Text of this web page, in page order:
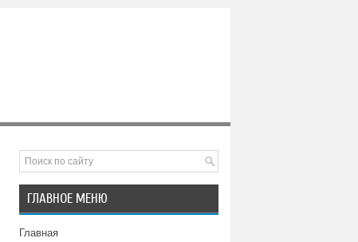
ГЛАВНОЕ МЕНЮ
Главная